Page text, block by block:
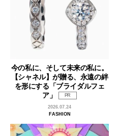
今の私に、そして未来の私に。
【シャネル】が贈る、永遠の絆
を形にする「ブライダルフェ
ア」
PR
2026.07.24
FASHION